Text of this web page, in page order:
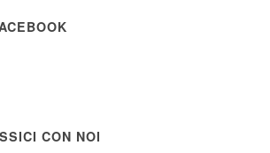
CON NOI